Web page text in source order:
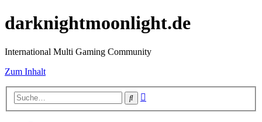
darknightmoonlight.de
International Multi Gaming Community
Zum Inhalt
Suche